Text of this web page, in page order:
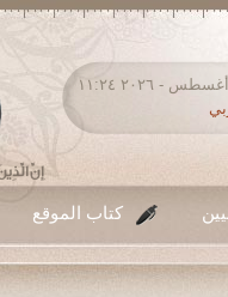
الجمعة ٠٧ - أغسطس - ٢٠٢٦ ١١:٢٤
كتاب الموقع